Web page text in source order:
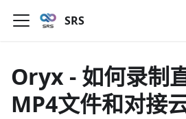
SRS
Oryx - 如何录制
MP4文件和对接